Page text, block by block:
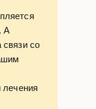
А
связи со
лечения